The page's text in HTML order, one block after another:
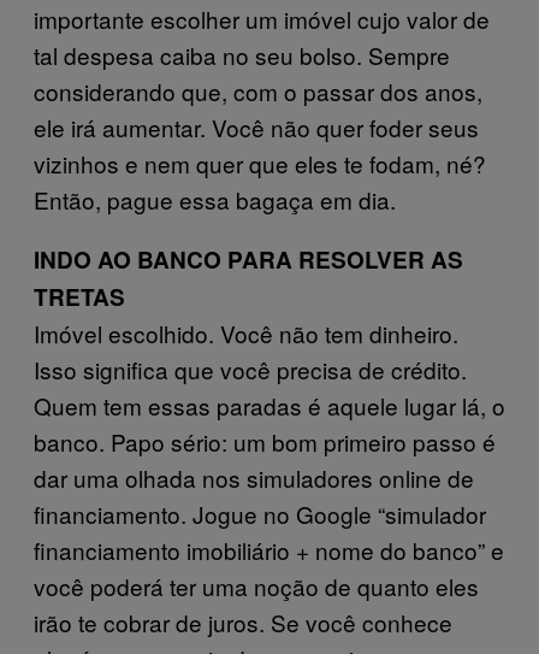
importante escolher um imóvel cujo valor de
tal despesa caiba no seu bolso. Sempre
considerando que, com o passar dos anos,
ele irá aumentar. Você não quer foder seus
vizinhos e nem quer que eles te fodam, né?
Então, pague essa bagaça em dia.
INDO AO BANCO PARA RESOLVER AS
TRETAS
Imóvel escolhido. Você não tem dinheiro.
Isso significa que você precisa de crédito.
Quem tem essas paradas é aquele lugar lá, o
banco. Papo sério: um bom primeiro passo é
dar uma olhada nos simuladores online de
financiamento. Jogue no Google “simulador
financiamento imobiliário + nome do banco” e
você poderá ter uma noção de quanto eles
irão te cobrar de juros. Se você conhece